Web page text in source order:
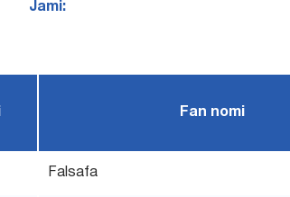
Jami:
Fan nomi
Falsafa